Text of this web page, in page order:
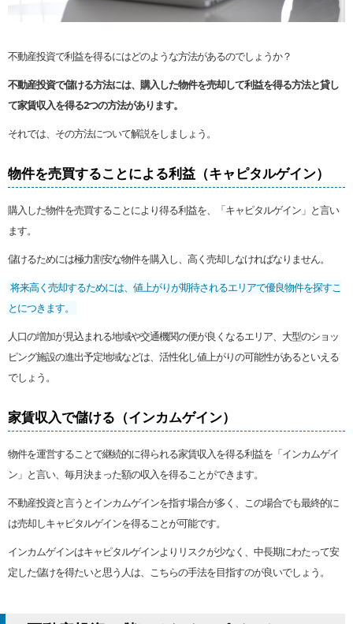
不動産投資で利益を得るにはどのような方法があるのでしょうか？
不動産投資で儲ける方法には、購入した物件を売却して利益を得る方法と貸し
て家賃収入を得る2つの方法があります。
それでは、その方法について解説をしましょう。
物件を売買することによる利益（キャピタルゲイン）
購入した物件を売買することにより得る利益を、「キャピタルゲイン」と言い
ます。
儲けるためには極力割安な物件を購入し、高く売却しなければなりません。
将来高く売却するためには、値上がりが期待されるエリアで優良物件を探すこ
とにつきます。
人口の増加が見込まれる地域や交通機関の便が良くなるエリア、大型のショッ
ピング施設の進出予定地域などは、活性化し値上がりの可能性があるといえる
でしょう。
家賃収入で儲ける（インカムゲイン）
物件を運営することで継続的に得られる家賃収入を得る利益を「インカムゲイ
ン」と言い、毎月決まった額の収入を得ることができます。
不動産投資と言うとインカムゲインを指す場合が多く、この場合でも最終的に
は売却しキャピタルゲインを得ることが可能です。
インカムゲインはキャピタルゲインよりリスクが少なく、中長期にわたって安
定した儲けを得たいと思う人は、こちらの手法を目指すのが良いでしょう。